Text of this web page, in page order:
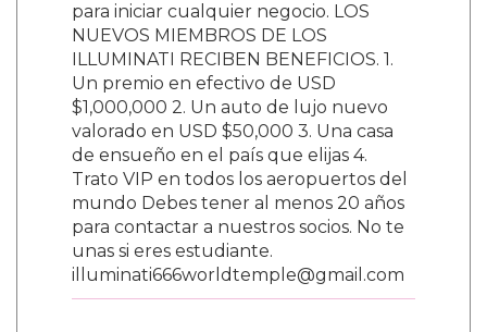
para iniciar cualquier negocio. LOS
NUEVOS MIEMBROS DE LOS
ILLUMINATI RECIBEN BENEFICIOS. 1.
Un premio en efectivo de USD
$1,000,000 2. Un auto de lujo nuevo
valorado en USD $50,000 3. Una casa
de ensueño en el país que elijas 4.
Trato VIP en todos los aeropuertos del
mundo Debes tener al menos 20 años
para contactar a nuestros socios. No te
unas si eres estudiante.
illuminati666worldtemple@gmail.com